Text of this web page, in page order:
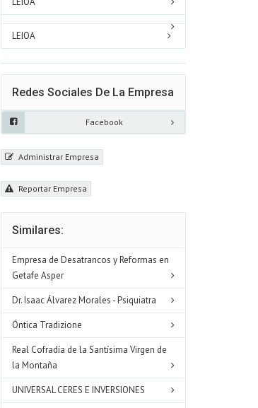
LEIOA
Redes Sociales De La Empresa
Facebook
Administrar Empresa
Reportar Empresa
Similares:
Empresa de Desatrancos y Reformas en
Getafe Asper
Dr. Isaac Álvarez Morales - Psiquiatra
Óntica Tradizione
Real Cofradía de la Santísima Virgen de
la Montaña
UNIVERSAL CERES E INVERSIONES